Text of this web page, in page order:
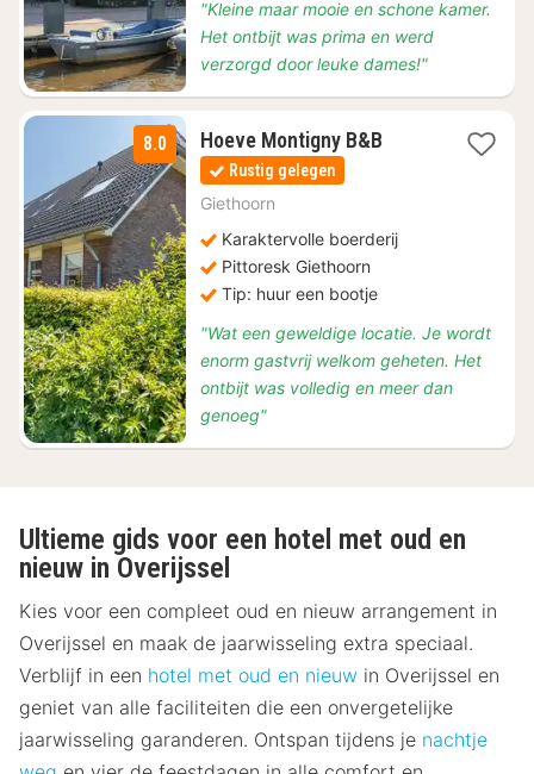
"Kleine maar mooie en schone kamer.
Het ontbijt was prima en werd
verzorgd door leuke dames!"
8.0 Hoeve Montigny B&B1
Rustig gelegen
Giethoorn
Karaktervolle boerderij
Pittoresk Giethoorn
Tip: huur een bootje
"Wat een geweldige locatie. Je wordt
enorm gastvrij welkom geheten. Het
ontbijt was volledig en meer dan
genoeg"
Ultieme gids voor een hotel met oud en
nieuw in Overijssel
Kies voor een compleet oud en nieuw arrangement in
Overijssel en maak de jaarwisseling extra speciaal.
Verblijf in een hotel met oud en nieuw in Overijssel en
geniet van alle faciliteiten die een onvergetelijke
jaarwisseling garanderen. Ontspan tijdens je nachtje